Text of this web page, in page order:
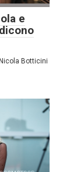
e
Botticini